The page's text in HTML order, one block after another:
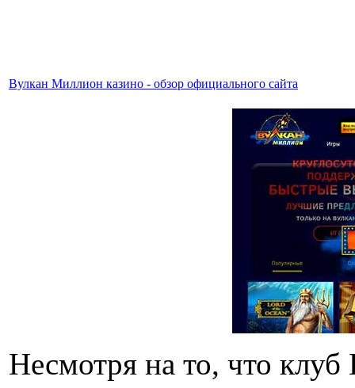
Вулкан Миллион казино - обзор официального сайта
Несмотря на то, что